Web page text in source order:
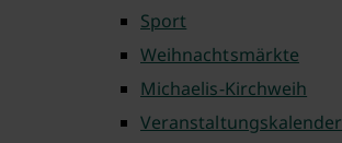
Sport
Weihnachtsmärkte
Michaelis-Kirchweih
Veranstaltungskalender